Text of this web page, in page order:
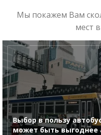
Мы покажем Вам
мест
Выбор в пользу
может быть выгоднее